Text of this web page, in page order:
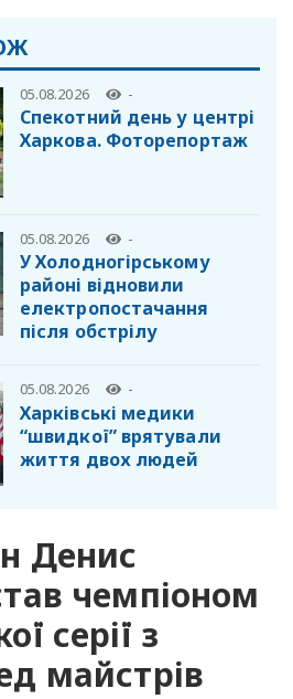
05.08.2026 -
Спекотний день у центрі
Харкова. Фоторепортаж
05.08.2026 -
У Холодногірському
районі відновили
електропостачання
після обстрілу
05.08.2026 -
Харківські медики
“швидкої” врятували
життя двох людей
Денис
чемпіоном
серії з
майстрів